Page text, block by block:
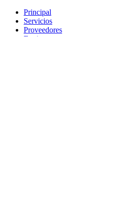
Principal
Servicios
Proveedores
Equipos